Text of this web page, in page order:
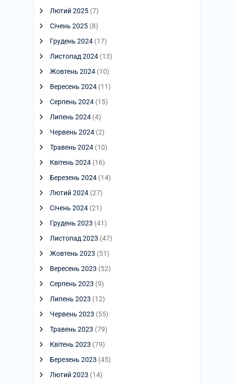
Лютий 2025 (7)
Січень 2025 (8)
Грудень 2024 (17)
Листопад 2024 (13)
Жовтень 2024 (10)
Вересень 2024 (11)
Серпень 2024 (15)
Липень 2024 (4)
Червень 2024 (2)
Травень 2024 (10)
Квітень 2024 (16)
Березень 2024 (14)
Лютий 2024 (27)
Січень 2024 (21)
Грудень 2023 (41)
Листопад 2023 (47)
Жовтень 2023 (51)
Вересень 2023 (52)
Серпень 2023 (9)
Липень 2023 (12)
Червень 2023 (55)
Травень 2023 (79)
Квітень 2023 (79)
Березень 2023 (45)
Лютий 2023 (14)